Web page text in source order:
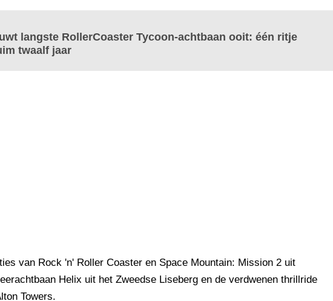
langste RollerCoaster Tycoon-achtbaan ooit: één ritje
twaalf jaar
van Rock 'n' Roller Coaster en Space Mountain: Mission 2 uit
Helix uit het Zweedse Liseberg en de verdwenen thrillride
Towers.